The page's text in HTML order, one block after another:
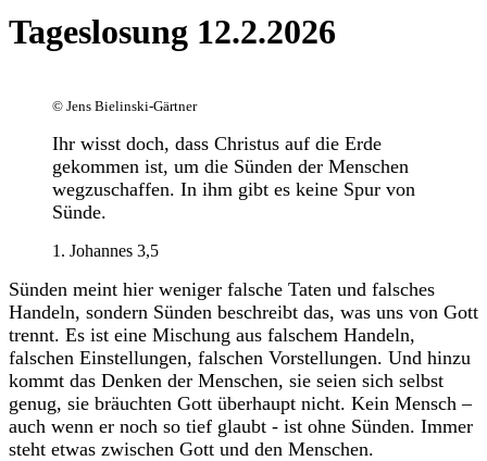
Tageslosung 12.2.2026
© Jens Bielinski-Gärtner
Ihr wisst doch, dass Christus auf die Erde
gekommen ist, um die Sünden der Menschen
wegzuschaffen. In ihm gibt es keine Spur von
Sünde.
1. Johannes 3,5
Sünden meint hier weniger falsche Taten und falsches
Handeln, sondern Sünden beschreibt das, was uns von Gott
trennt. Es ist eine Mischung aus falschem Handeln,
falschen Einstellungen, falschen Vorstellungen. Und hinzu
kommt das Denken der Menschen, sie seien sich selbst
genug, sie bräuchten Gott überhaupt nicht. Kein Mensch –
auch wenn er noch so tief glaubt - ist ohne Sünden. Immer
steht etwas zwischen Gott und den Menschen.